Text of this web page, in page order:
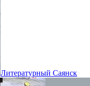
Литературный Саянск